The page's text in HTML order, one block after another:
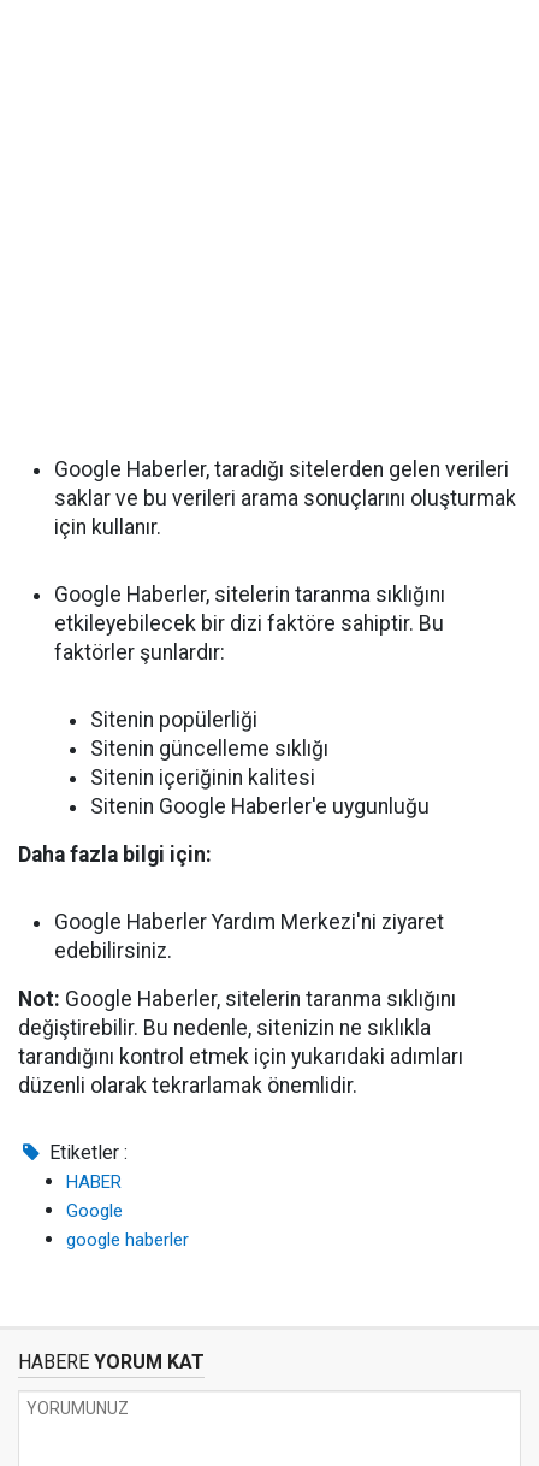
Google Haberler, taradığı sitelerden gelen verileri
saklar ve bu verileri arama sonuçlarını oluşturmak
için kullanır.
Google Haberler, sitelerin taranma sıklığını
etkileyebilecek bir dizi faktöre sahiptir. Bu
faktörler şunlardır:
Sitenin popülerliği
Sitenin güncelleme sıklığı
Sitenin içeriğinin kalitesi
Sitenin Google Haberler'e uygunluğu
Daha fazla bilgi için:
Google Haberler Yardım Merkezi'ni ziyaret
edebilirsiniz.
Not: Google Haberler, sitelerin taranma sıklığını
değiştirebilir. Bu nedenle, sitenizin ne sıklıkla
tarandığını kontrol etmek için yukarıdaki adımları
düzenli olarak tekrarlamak önemlidir.
Etiketler :
HABER
Google
google haberler
HABERE YORUM KAT